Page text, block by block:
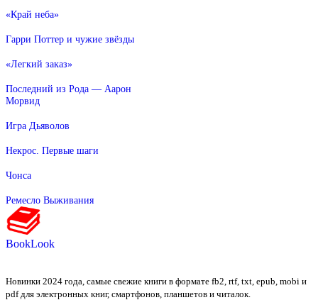
«Край неба»
Гарри Поттер и чужие звёзды
«Легкий заказ»
Последний из Рода — Аарон
Морвид
Игра Дьяволов
Некрос. Первые шаги
Чонса
Ремесло Выживания
BookLook
Новинки 2024 года, самые свежие книги в формате fb2, rtf, txt, epub, mobi и
pdf для электронных книг, смартфонов, планшетов и читалок.